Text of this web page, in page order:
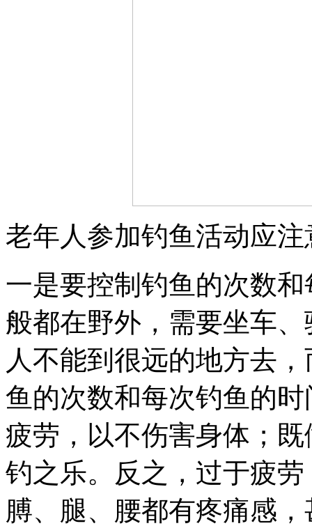
老年人参加钓鱼活动应
一是要控制钓鱼的次数
般都在野外，需要坐车
人不能到很远的地方去
鱼的次数和每次钓鱼的
疲劳，以不伤害身体；
钓之乐。反之，过于疲
膊、腿、腰都有疼痛感